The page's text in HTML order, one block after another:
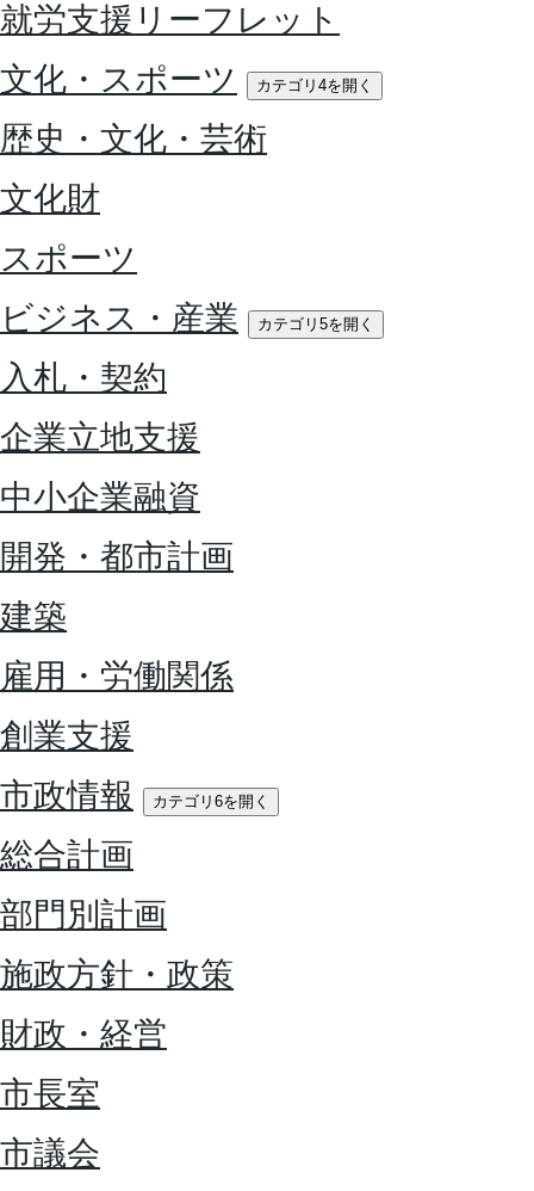
就労支援リーフレット
文化・スポーツ
カテゴリ4を開く
歴史・文化・芸術
文化財
スポーツ
ビジネス・産業
カテゴリ5を開く
入札・契約
企業立地支援
中小企業融資
開発・都市計画
建築
雇用・労働関係
創業支援
市政情報
カテゴリ6を開く
総合計画
部門別計画
施政方針・政策
財政・経営
市長室
市議会